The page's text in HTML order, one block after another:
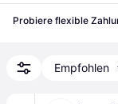
Probiere flexible
Empfohlen